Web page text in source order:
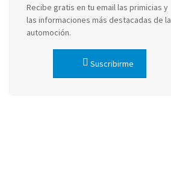
Recibe gratis en tu email las primicias y
las informaciones más destacadas de la
automoción.
Suscribirme